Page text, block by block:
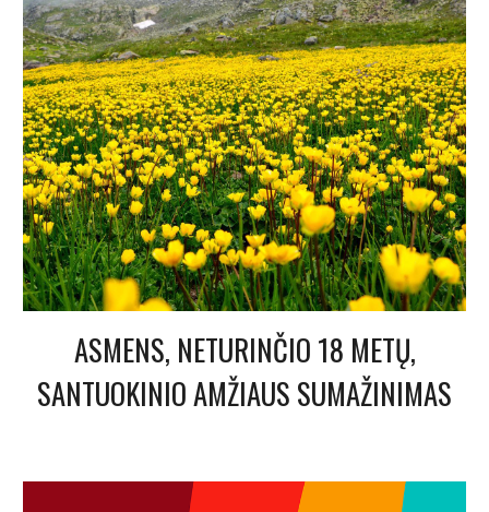
ASMENS, NETURINČIO 18 METŲ,
SANTUOKINIO AMŽIAUS SUMAŽINIMAS